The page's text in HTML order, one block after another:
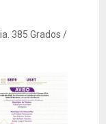
385 Grados /